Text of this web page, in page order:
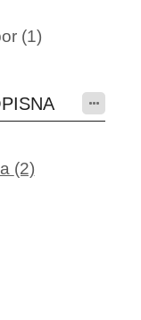
(1)
(2)